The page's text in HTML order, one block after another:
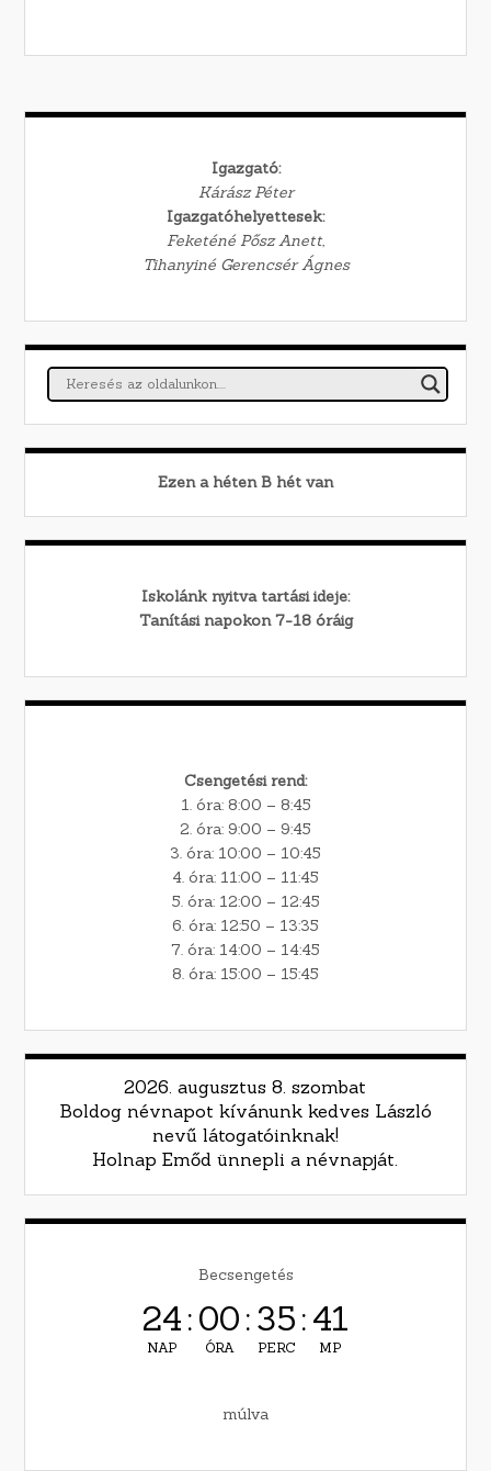
Igazgató:
Kárász Péter
Igazgatóhelyettesek:
Feketéné Pősz Anett,
Tihanyiné Gerencsér Ágnes
Ezen a héten B hét van
Iskolánk nyitva tartási ideje:
Tanítási napokon 7-18 óráig
Csengetési rend:
1. óra: 8:00 – 8:45
2. óra: 9:00 – 9:45
3. óra: 10:00 – 10:45
4. óra: 11:00 – 11:45
5. óra: 12:00 – 12:45
6. óra: 12:50 – 13:35
7. óra: 14:00 – 14:45
8. óra: 15:00 – 15:45
2026. augusztus 8. szombat
Boldog névnapot kívánunk kedves László
nevű látogatóinknak!
Holnap Emőd ünnepli a névnapját.
Becsengetés
24
NAP
: 00
ÓRA
: 35
PERC
: 40
MP
múlva